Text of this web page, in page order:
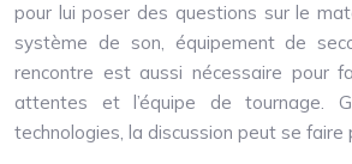
pour lui poser des questions sur le
système de son, équipement de
rencontre est aussi nécessaire pour
attentes et l’équipe de tournage.
technologies, la discussion peut se faire